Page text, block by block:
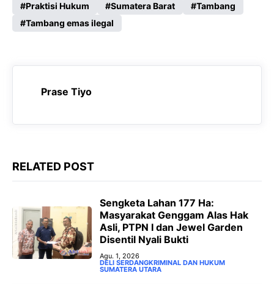
b
o
k
s
A
p
g
r
m
e
n
e
r
Praktisi Hukum Sumatera Barat
Tambang
Tambang emas ilegal
Prase Tiyo
RELATED POST
Sengketa Lahan 177 Ha:
Masyarakat Genggam Alas Hak
Asli, PTPN I dan Jewel Garden
Disentil Nyali Bukti
Agu. 1, 2026
DELI SERDANGKRIMINAL DAN HUKUM
SUMATERA UTARA